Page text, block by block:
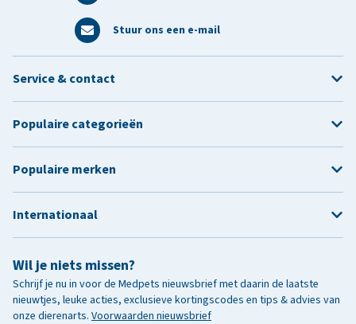
Stuur ons een e-mail
Wil je niets missen?
Schrijf je nu in voor de Medpets nieuwsbrief met daarin de laatste
nieuwtjes, leuke acties, exclusieve kortingscodes en tips & advies van
onze dierenarts. Voorwaarden nieuwsbrief
Service & contact
Populaire categorieën
Populaire merken
Internationaal